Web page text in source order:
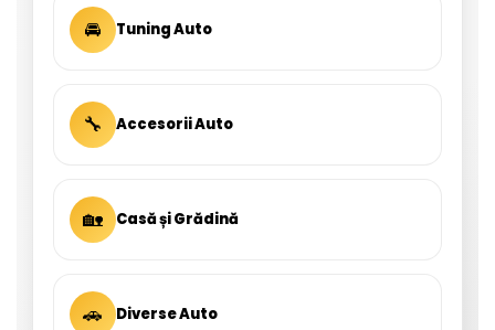
🚘 Tuning Auto
🔧 Accesorii Auto
🏡 Casă și Grădină
🚗 Diverse Auto